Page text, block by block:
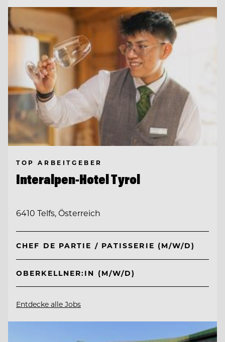
TOP ARBEITGEBER
Interalpen-Hotel Tyrol
6410 Telfs, Österreich
CHEF DE PARTIE / PATISSERIE (M/W/D)
OBERKELLNER:IN (M/W/D)
Entdecke alle Jobs